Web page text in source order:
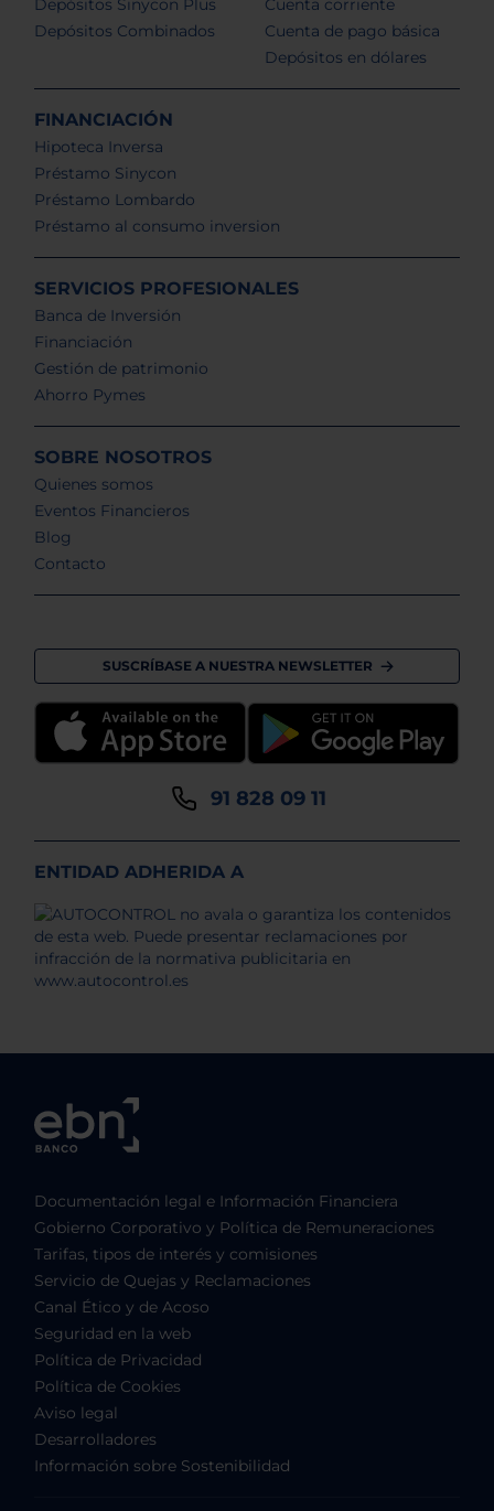
Depósitos Sinycon Plus
Depósitos Combinados
Cuenta corriente
Cuenta de pago básica
Depósitos en dólares
FINANCIACIÓN
Hipoteca Inversa
Préstamo Sinycon
Préstamo Lombardo
Préstamo al consumo inversion
SERVICIOS PROFESIONALES
Banca de Inversión
Financiación
Gestión de patrimonio
Ahorro Pymes
SOBRE NOSOTROS
Quienes somos
Eventos Financieros
Blog
Contacto
SUSCRÍBASE A NUESTRA NEWSLETTER
91 828 09 11
ENTIDAD ADHERIDA A
Documentación legal e Información Financiera
Gobierno Corporativo y Política de Remuneraciones
Tarifas, tipos de interés y comisiones
Servicio de Quejas y Reclamaciones
Canal Ético y de Acoso
Seguridad en la web
Política de Privacidad
Política de Cookies
Aviso legal
Desarrolladores
Información sobre Sostenibilidad